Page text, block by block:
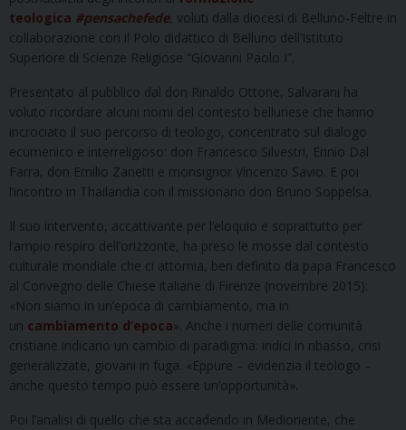
teologica #pensachefede, voluti dalla diocesi di Belluno-Feltre in
collaborazione con il Polo didattico di Belluno dell’Istituto
Superiore di Scienze Religiose “Giovanni Paolo I”.
Presentato al pubblico dal don Rinaldo Ottone, Salvarani ha
voluto ricordare alcuni nomi del contesto bellunese che hanno
incrociato il suo percorso di teologo, concentrato sul dialogo
ecumenico e interreligioso: don Francesco Silvestri, Ennio Dal
Farra, don Emilio Zanetti e monsignor Vincenzo Savio. E poi
l’incontro in Thailandia con il missionario don Bruno Soppelsa.
Il suo intervento, accattivante per l’eloquio e soprattutto per
l’ampio respiro dell’orizzonte, ha preso le mosse dal contesto
culturale mondiale che ci attornia, ben definito da papa Francesco
al Convegno delle Chiese italiane di Firenze (novembre 2015):
«Non siamo in un’epoca di cambiamento, ma in
un cambiamento d’epoca». Anche i numeri delle comunità
cristiane indicano un cambio di paradigma: indici in ribasso, crisi
generalizzate, giovani in fuga. «Eppure – evidenzia il teologo –
anche questo tempo può essere un’opportunità».
Poi l’analisi di quello che sta accadendo in Medioriente, che